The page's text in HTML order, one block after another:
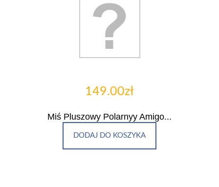
149.00zł
Miś Pluszowy Polarnyy Amigo...
DODAJ DO KOSZYKA